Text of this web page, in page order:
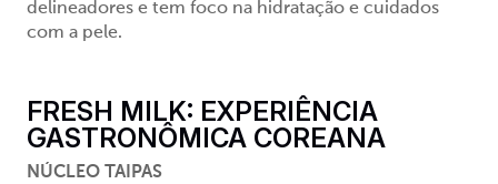
delineadores e tem foco na hidratação e cuidados
com a pele.
FRESH MILK: EXPERIÊNCIA
GASTRONÔMICA COREANA
NÚCLEO TAIPAS